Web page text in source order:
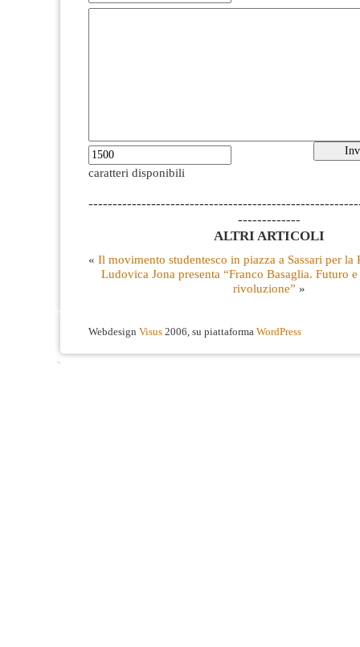
caratteri disponibili
-------------
ALTRI ARTICOLI
« Il movimento studentesco in piazza a Sassari per la
Ludovica Jona presenta “Franco Basaglia. Futuro
rivoluzione” »
Webdesign Visus 2006, su piattaforma WordPress